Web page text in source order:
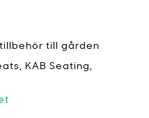
till gården
KAB Seating,